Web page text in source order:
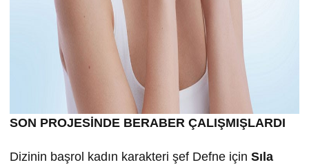
SON PROJESİNDE BERABER ÇALIŞMIŞLARDI
Dizinin başrol kadın karakteri şef Defne için Sıla